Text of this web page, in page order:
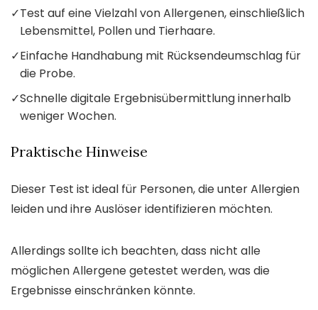
✓Test auf eine Vielzahl von Allergenen, einschließlich
Lebensmittel, Pollen und Tierhaare.
✓Einfache Handhabung mit Rücksendeumschlag für
die Probe.
✓Schnelle digitale Ergebnisübermittlung innerhalb
weniger Wochen.
Praktische Hinweise
Dieser Test ist ideal für Personen, die unter Allergien
leiden und ihre Auslöser identifizieren möchten.
Allerdings sollte ich beachten, dass nicht alle
möglichen Allergene getestet werden, was die
Ergebnisse einschränken könnte.